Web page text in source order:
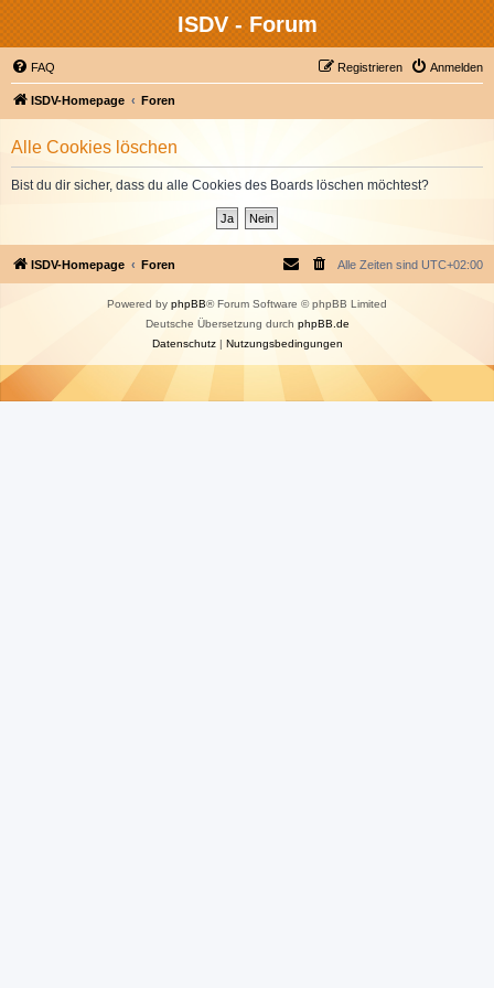
ISDV - Forum
FAQ Anmelden
Registrieren
ISDV-Homepage Foren
Alle Cookies löschen
Bist du dir sicher, dass du alle Cookies des Boards löschen möchtest?
ISDV-Homepage Foren Alle Zeiten sind UTC+02:00
Powered by phpBB® Forum Software © phpBB Limited
Deutsche Übersetzung durch phpBB.de
Datenschutz| Nutzungsbedingungen